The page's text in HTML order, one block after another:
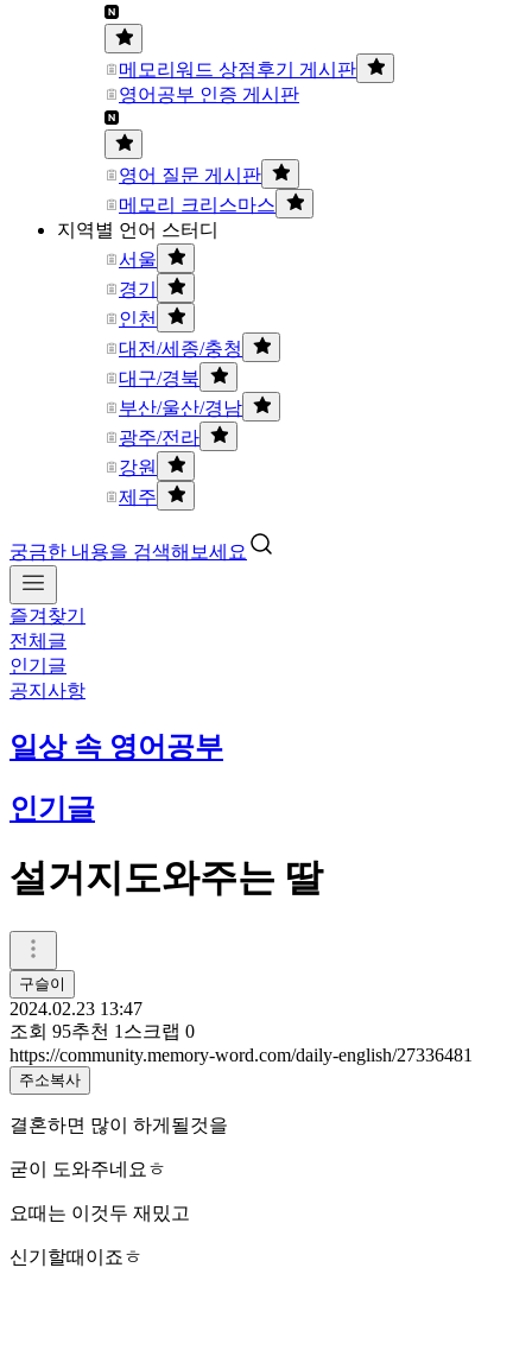
메모리워드 상점후기 게시판
영어공부 인증 게시판
영어 질문 게시판
메모리 크리스마스
지역별 언어 스터디
서울
경기
인천
대전/세종/충청
대구/경북
부산/울산/경남
광주/전라
강원
제주
궁금한 내용을 검색해보세요
즐겨찾기
전체글
인기글
공지사항
일상 속 영어공부
인기글
설거지도와주는 딸
구슬이
2024.02.23 13:47
조회 95추천 1 스크랩 0
https://community.memory-word.com/daily-english/27336481
주소복사
결혼하면 많이 하게될것을
굳이 도와주네요ㅎ
요때는 이것두 재밌고
신기할때이죠ㅎ